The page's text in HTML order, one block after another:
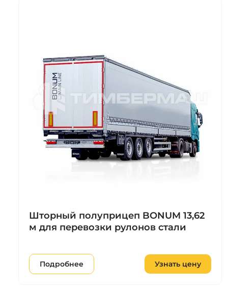
Шторный полуприцеп BONUM 13,62
м для перевозки рулонов стали
Подробнее Узнать цену